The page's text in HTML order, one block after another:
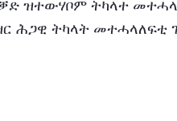
ትካላት መተሓላለፍቲ